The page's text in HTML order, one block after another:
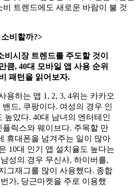
비 트렌드에도 새로운 바람이 불 것
비할까?>
비시장 트렌드를 주도할 것이
큼, 40대 모바일 앱 사용 순위
패턴을 읽어보자.
용하는 앱 1, 2, 3, 4위는 카카오
드, 쿠팡이다. 여성의 경우 인
높았다. 40대 남녀의 엔터테인
플릭스와 웨이브다. 주목할 만
휴대폰을 넘겨주는 일이 많아
10대 인기 앱 설치율도 높다는
성의 경우 무신사, 하이버를,
그재그를 많이 사용했다. 종합
가, 당근마켓을 주로 이용했